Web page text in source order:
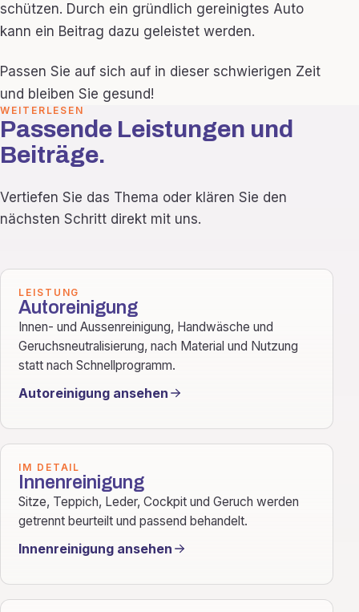
schützen. Durch ein gründlich gereinigtes Auto
kann ein Beitrag dazu geleistet werden.
Passen Sie auf sich auf in dieser schwierigen Zeit
und bleiben Sie gesund!
WEITERLESEN
Passende Leistungen und
Beiträge.
Vertiefen Sie das Thema oder klären Sie den
nächsten Schritt direkt mit uns.
LEISTUNG
Autoreinigung
Innen- und Aussenreinigung, Handwäsche und
Geruchsneutralisierung, nach Material und Nutzung
statt nach Schnellprogramm.
Autoreinigung ansehen
IM DETAIL
Innenreinigung
Sitze, Teppich, Leder, Cockpit und Geruch werden
getrennt beurteilt und passend behandelt.
Innenreinigung ansehen